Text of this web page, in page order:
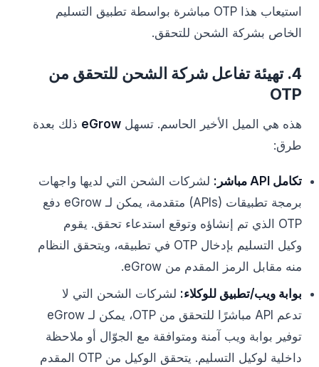
استيعاب هذا OTP مباشرة بواسطة تطبيق التسليم
الخاص بشركة الشحن للتحقق.
4. تهيئة تفاعل شركة الشحن للتحقق من
OTP
هذه هي الميل الأخير الحاسم. تسهل eGrow ذلك بعدة
طرق:
تكامل API مباشر:
لشركات الشحن التي لديها واجهات
برمجة تطبيقات (APIs) متقدمة، يمكن لـ eGrow دفع
OTP الذي تم إنشاؤه وتوقع استدعاء تحقق. يقوم
وكيل التسليم بإدخال OTP في تطبيقه، ويتحقق النظام
منه مقابل الرمز المقدم من eGrow.
بوابة ويب/تطبيق للوكلاء: لشركات الشحن التي لا
تدعم API مباشرًا للتحقق من OTP، يمكن لـ eGrow
توفير بوابة ويب آمنة ومتوافقة مع الجوّال أو ملاحظة
داخلية لوكيل التسليم. يتحقق الوكيل من OTP المقدم